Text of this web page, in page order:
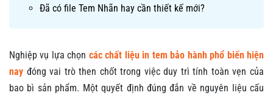
Đã có file Tem Nhãn hay cần thiết kế mới?
Nghiệp vụ lựa chọn các chất liệu in tem bảo hành phổ biến hiện
nay đóng vai trò then chốt trong việc duy trì tính toàn vẹn của
bao bì sản phẩm. Một quyết định đúng đắn về nguyên liệu cấu